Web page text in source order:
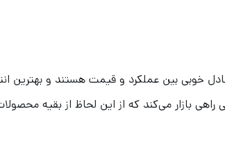
خوبی بین عملکرد و قیمت هستند و بهترین
سیگیت این هارد دیسک‌ها را با ۲ سال گارانتی راهی بازار می‌کند که از این لحاظ از بقیه